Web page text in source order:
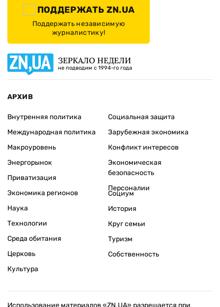
ПОДДЕРЖАТЬ ZN.UA
Поддержать независимую
журналистику!
ЗЕРКАЛО НЕДЕЛИ
не подводим с 1994-го года
АРХИВ
Внутренняя политика
Международная политика
Макроуровень
Энергорынок
Приватизация
Экономика регионов
Социальная защита
Зарубежная экономика
Конфликт интересов
Экономическая
безопасность
Персоналии
Наука
Технологии
Среда обитания
Церковь
Культура
Социум
История
Круг семьи
Туризм
Собственность
Использование материалов «ZN.UA» разрешается при